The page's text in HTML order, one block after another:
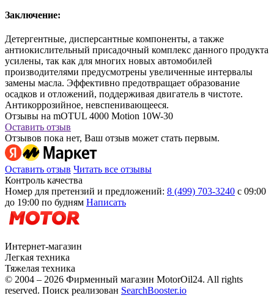
Заключение:
Детергентные, дисперсантные компоненты, а также
антиокислительный присадочный комплекс данного продукта
усилены, так как для многих новых автомобилей
производителями предусмотрены увеличенные интервалы
замены масла. Эффективно предотвращает образование
осадков и отложений, поддерживая двигатель в чистоте.
Антикоррозийное, невспенивающееся.
Отзывы на mOTUL 4000 Motion 10W-30
Оставить отзыв
Отзывов пока нет, Ваш отзыв может стать первым.
Оставить отзыв Читать все отзывы
Контроль качества
Номер для претензий и предложений: 8 (499) 703-3240 с 09:00
до 19:00 по будням Написать
Интернет-магазин
Легкая техника
Тяжелая техника
© 2004 – 2026 Фирменный магазин MotorOil24. All rights
reserved. Поиск реализован SearchBooster.io